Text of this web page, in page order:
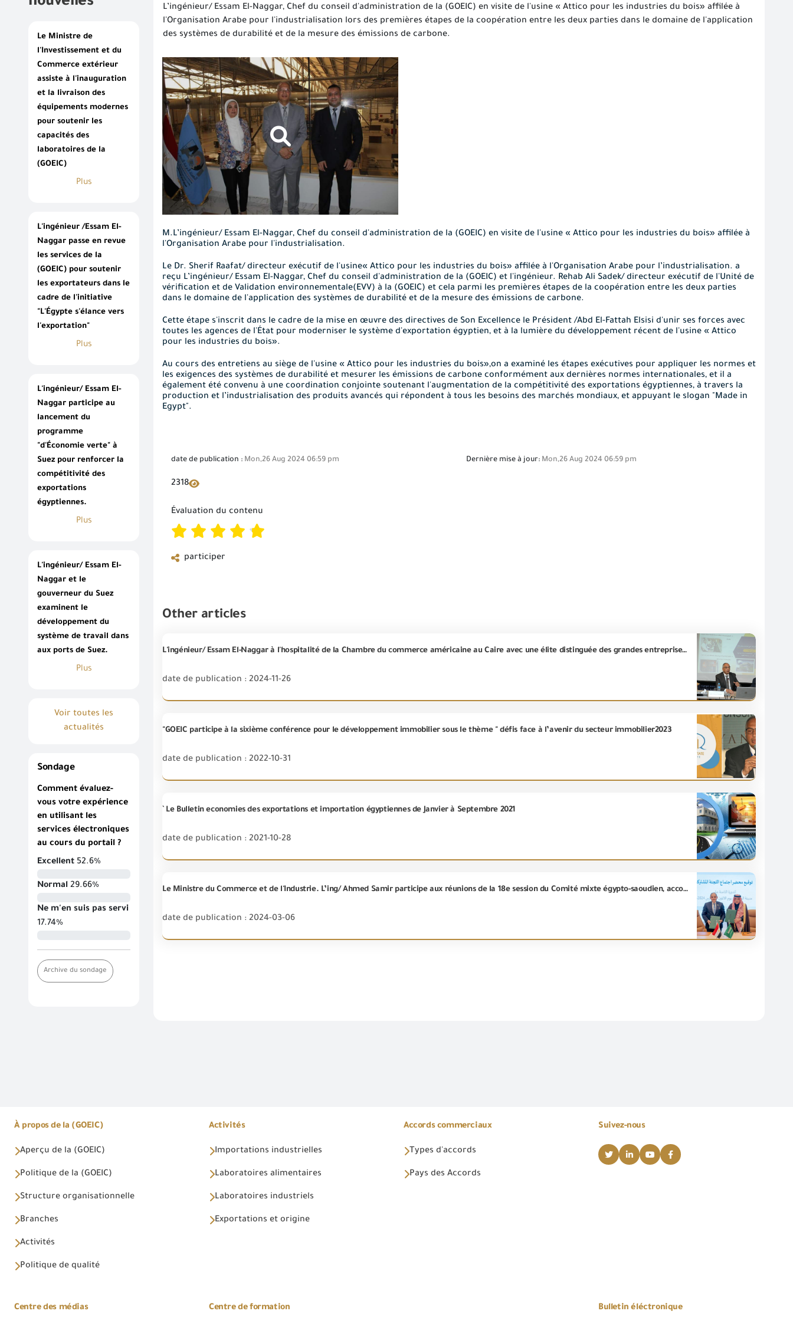
Le Ministre de
l'Investissement et du
Commerce extérieur
assiste à l'inauguration
et la livraison des
équipements modernes
pour soutenir les
capacités des
laboratoires de la
(GOEIC)
Plus
L'ingénieur /Essam El-
Naggar passe en revue
les services de la
(GOEIC) pour soutenir
les exportateurs dans le
cadre de l'initiative
"L'Égypte s'élance vers
l'exportation"
Plus
L'ingénieur/ Essam El-
Naggar participe au
lancement du
programme
"d'Économie verte" à
Suez pour renforcer la
compétitivité des
exportations
égyptiennes.
Plus
L'ingénieur/ Essam El-
Naggar et le
gouverneur du Suez
examinent le
développement du
système de travail dans
aux ports de Suez.
Plus
Voir toutes les
actualités
Sondage
Comment évaluez-
vous votre expérience
en utilisant les
services électroniques
au cours du portail ?
Excellent 52.6%
Normal 29.66%
Ne m'en suis pas servi
17.74%
Archive du sondage
L’ingénieur/ Essam El-Naggar, Chef du conseil d'administration de la (GOEIC) en visite de l'usine « Attico pour les industries du bois» affilée à
l'Organisation Arabe pour l'industrialisation lors des premières étapes de la coopération entre les deux parties dans le domaine de l'application
des systèmes de durabilité et de la mesure des émissions de carbone.
M.L’ingénieur/ Essam El-Naggar, Chef du conseil d'administration de la (GOEIC) en visite de l'usine « Attico pour les industries du bois» affilée à
l'Organisation Arabe pour l'industrialisation.
Le Dr. Sherif Raafat/ directeur exécutif de l'usine« Attico pour les industries du bois» affilée à l'Organisation Arabe pour l’industrialisation. a
reçu L’ingénieur/ Essam El-Naggar, Chef du conseil d'administration de la (GOEIC) et l'ingénieur. Rehab Ali Sadek/ directeur exécutif de l'Unité de
vérification et de Validation environnementale(EVV) à la (GOEIC) et cela parmi les premières étapes de la coopération entre les deux parties
dans le domaine de l'application des systèmes de durabilité et de la mesure des émissions de carbone.
Cette étape s'inscrit dans le cadre de la mise en œuvre des directives de Son Excellence le Président /Abd El-Fattah Elsisi d'unir ses forces avec
toutes les agences de l'État pour moderniser le système d'exportation égyptien, et à la lumière du développement récent de l'usine « Attico
pour les industries du bois».
Au cours des entretiens au siège de l'usine « Attico pour les industries du bois»,on a examiné les étapes exécutives pour appliquer les normes et
les exigences des systèmes de durabilité et mesurer les émissions de carbone conformément aux dernières normes internationales, et il a
également été convenu à une coordination conjointe soutenant l'augmentation de la compétitivité des exportations égyptiennes, à travers la
production et l’industrialisation des produits avancés qui répondent à tous les besoins des marchés mondiaux, et appuyant le slogan "Made in
Egypt".
date de publication : Mon,26 Aug 2024 06:59 pm Dernière mise à jour: Mon,26 Aug 2024 06:59 pm
2318
Évaluation du contenu
participer
Other articles
L'ingénieur/ Essam El-Naggar à l'hospitalité de la Chambre du commerce américaine au Caire avec une élite distinguée des grandes entreprises et des usines pour discuter les moyens de coopération conjointe
date de publication : 2024-11-26
"GOEIC participe à la sixième conférence pour le développement immobilier sous le thème " défis face à l’avenir du secteur immobilier2023
date de publication : 2022-10-31
` Le Bulletin economies des exportations et importation égyptiennes de Janvier à Septembre 2021
date de publication : 2021-10-28
Le Ministre du Commerce et de l'Industrie. L’ing/ Ahmed Samir participe aux réunions de la 18e session du Comité mixte égypto-saoudien, accompagné d'une délégation de haut niveau des dirigeants du Ministère, et participe également aux activités de la troisième session de l'Exposition technique, ainsi que la conférence « LEAP 2024 », qui se tient sous le slogan "Nouveaux horizons"
date de publication : 2024-03-06
À propos de la (GOEIC)
Aperçu de la (GOEIC)
Politique de la (GOEIC)
Structure organisationnelle
Branches
Activités
Politique de qualité
Activités
Importations industrielles
Laboratoires alimentaires
Laboratoires industriels
Exportations et origine
Accords commerciaux
Types d'accords
Pays des Accords
Suivez-nous
Centre des médias Centre de formation Bulletin éléctronique